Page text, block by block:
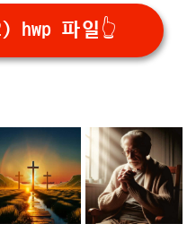
hwp 파일👆️